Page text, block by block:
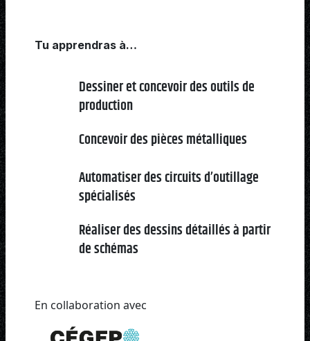
Tu apprendras à…
Dessiner et concevoir des outils de
production
Concevoir des pièces métalliques
Automatiser des circuits d’outillage
spécialisés
Réaliser des dessins détaillés à partir
de schémas
En collaboration avec